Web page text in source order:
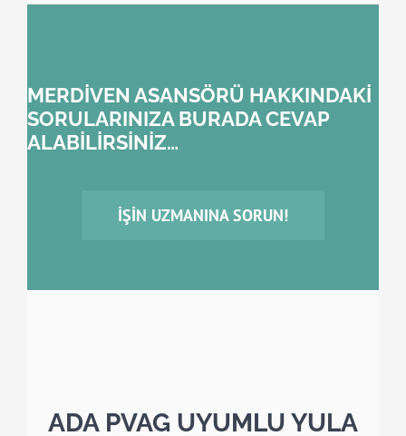
MERDİVEN ASANSÖRÜ HAKKINDAKİ
SORULARINIZA BURADA CEVAP
ALABİLİRSİNİZ…
İŞIN UZMANINA SORUN!
ADA PVAG UYUMLU YULA